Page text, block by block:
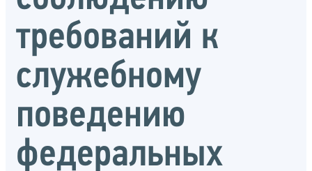
требований к
служебному
поведению
федеральных